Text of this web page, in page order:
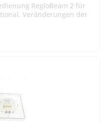
RegloBeam 2 für
Veränderungen der